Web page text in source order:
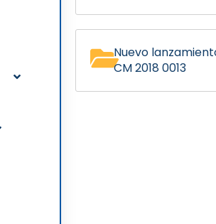
Nuevo
CM 2018 0013